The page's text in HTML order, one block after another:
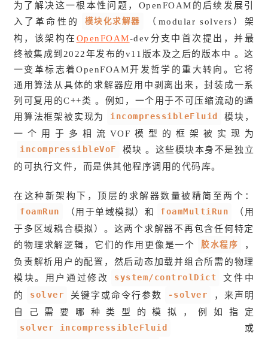
为了解决这一根本性问题，OpenFOAM的后续发展引
入了革命性的
模块化求解器
（modular solvers）架
构，该架构在 OpenFOAM-dev分支中首次提出，并最
终被集成到2022年发布的v11版本及之后的版本中 。这
一变革标志着OpenFOAM开发哲学的重大转向。它将
通用算法从具体的求解器应用中剥离出来，封装成一系
列可复用的C++类 。例如，一个用于不可压缩流动的通
用算法框架被实现为
incompressibleFluid
模块，
一个用于多相流VOF模型的框架被实现为
incompressibleVoF
模块 。这些模块本身不是独立
的可执行文件，而是供其他程序调用的代码库。
在这种新架构下，顶层的求解器数量被精简至两个：
foamRun
（用于单域模拟）和 foamMultiRun
（用
于多区域耦合模拟）。这两个求解器不再包含任何特定
的物理求解逻辑，它们的作用更像是一个
胶水程序
，
负责解析用户的配置，然后动态加载并组合所需的物理
模块。用户通过修改
system/controlDict
文件中
的
solver 关键字或命令行参数 -solver
，来声明
自己需要哪种类型的模拟，例如指定
solver incompressibleFluid
或